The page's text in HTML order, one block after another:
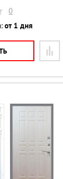
0
от 1 дня